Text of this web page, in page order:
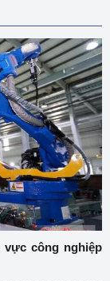
công nghiệp